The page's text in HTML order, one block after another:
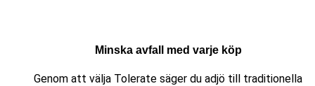
Minska avfall med varje köp
Genom att välja Tolerate säger du adjö till traditionella